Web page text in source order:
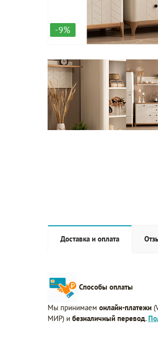
-9%
Доставка и оплата
Способы оплаты
Мы принимаем онлайн-платежи
МИР) и безналичный перевод.